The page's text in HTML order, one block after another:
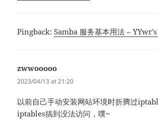
Pingback:Samba 服务基本用法 –
zwwooooo
2023/04/13 at 21:20
以前自己手动安装网站环境时折腾过
iptables搞到没法访问，噗~